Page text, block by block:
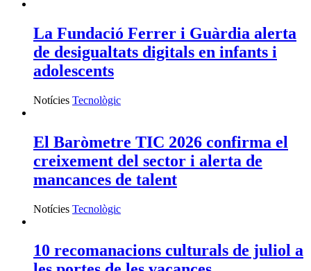
La Fundació Ferrer i Guàrdia alerta
de desigualtats digitals en infants i
adolescents
Notícies Tecnològic
El Baròmetre TIC 2026 confirma el
creixement del sector i alerta de
mancances de talent
Notícies Tecnològic
10 recomanacions culturals de juliol a